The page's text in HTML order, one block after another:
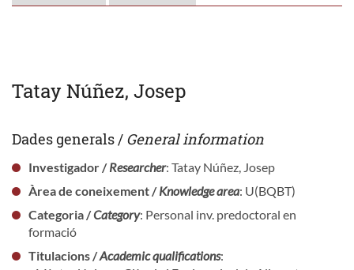
Tatay Núñez, Josep
Dades generals / General information
Investigador /Researcher: Tatay Núñez, Josep
Àrea de coneixement /Knowledge area: U(BQBT)
Categoria /Category: Personal inv. predoctoral en
formació
Titulacions /Academic qualifications: